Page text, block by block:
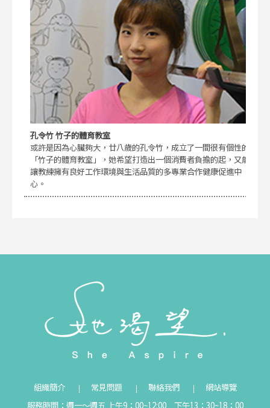
孔令竹 竹子的體育教室
或許是因為心臟夠大，廿八歲的孔令竹，成立了一間很有個性的
「竹子的體育教室」，她希望打造出一個消費者負擔的起，又能
讓教練擁有良好工作環境與生活品質的多專業合作健康促進中
心。
組織簡介 常見問題 聯絡我們
網站導覽
服務時間：週一～週五 上午9：00~12:00 下午13：30~18：00